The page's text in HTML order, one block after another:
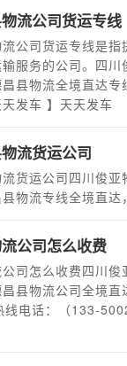
流公司货运专线
公司货运专线是指
服务的公司。四川
县物流全境直达专
发车 】天天发车
流货运公司
货运公司四川俊亚
物流专线全境直达
公司怎么收费
司怎么收费四川俊
县物流公司全境直
线电话：（133-